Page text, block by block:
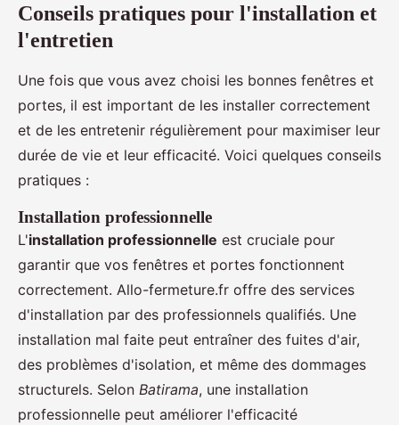
Conseils pratiques pour l'installation et
l'entretien
Une fois que vous avez choisi les bonnes fenêtres et
portes, il est important de les installer correctement
et de les entretenir régulièrement pour maximiser leur
durée de vie et leur efficacité. Voici quelques conseils
pratiques :
Installation professionnelle
L'installation professionnelle est cruciale pour
garantir que vos fenêtres et portes fonctionnent
correctement. Allo-fermeture.fr offre des services
d'installation par des professionnels qualifiés. Une
installation mal faite peut entraîner des fuites d'air,
des problèmes d'isolation, et même des dommages
structurels. Selon Batirama, une installation
professionnelle peut améliorer l'efficacité